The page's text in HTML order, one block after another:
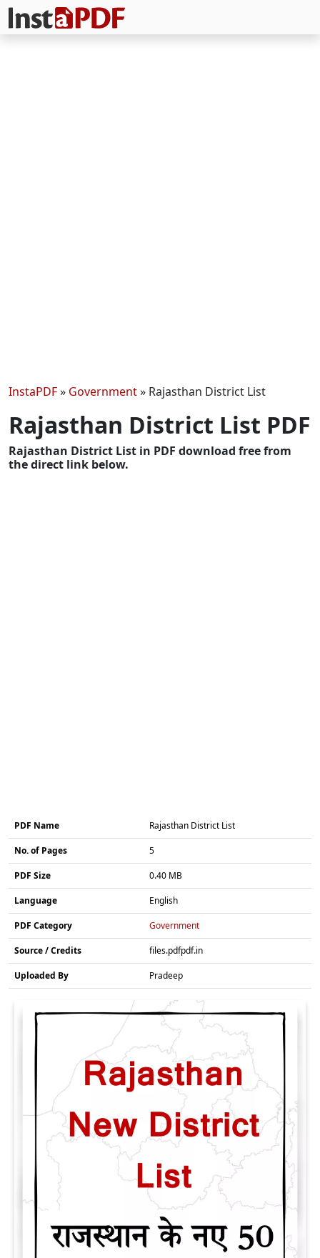
InstaPDF» Government» Rajasthan District List
Rajasthan District List PDF
Rajasthan District List in PDF download free from
the direct link below.
PDF Name Rajasthan District List
No. of Pages 5
PDF Size 0.40 MB
Language English
PDF Category Government
Source / Credits files.pdfpdf.in
Uploaded By Pradeep